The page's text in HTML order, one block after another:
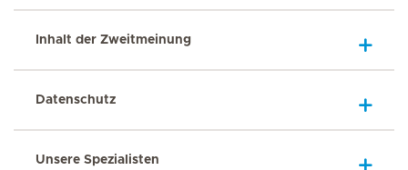
Inhalt der Zweitmeinung
Datenschutz
Unsere Spezialisten